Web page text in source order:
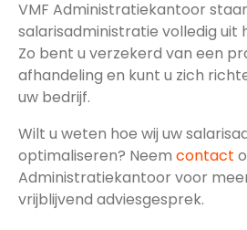
VMF Administratiekantoor
salarisadministratie volledig uit
Zo bent u verzekerd van een
afhandeling en kunt u zich
uw bedrijf.
Wilt u weten hoe wij uw
optimaliseren? Neem contact
Administratiekantoor voor
vrijblijvend adviesgesprek.